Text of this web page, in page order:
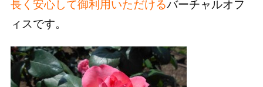
長く安心して御利用いただけるバーチャルオフ
ィスです。